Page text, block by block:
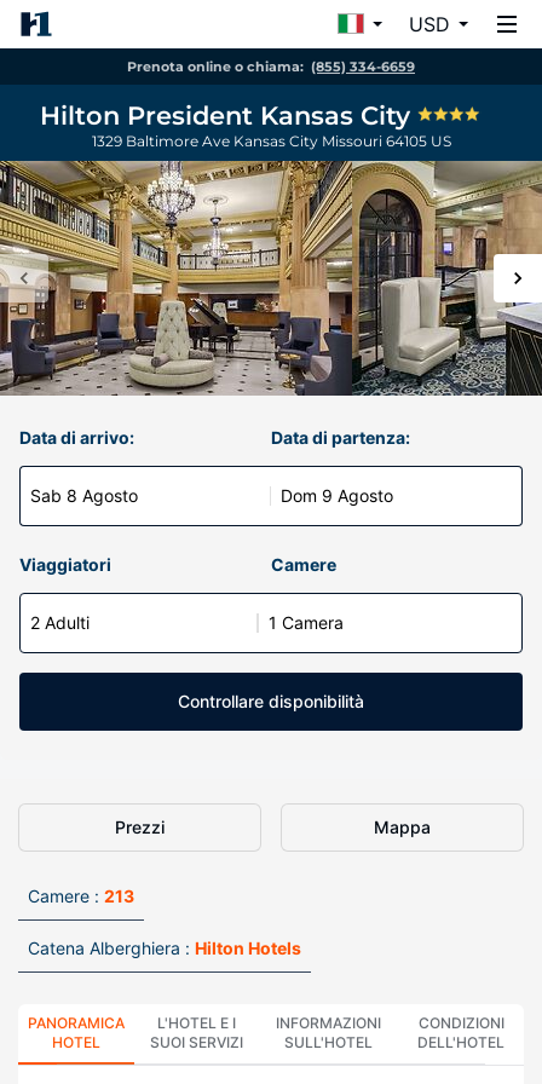
USD
Prenota online o chiama: (855) 334-6659
Hilton President Kansas City
1329 Baltimore Ave Kansas City Missouri 64105 US
Data di arrivo:
Sab 8 Agosto
Data di partenza:
Dom 9 Agosto
Viaggiatori Camere
2 Adulti 1 Camera
Controllare disponibilità
Prezzi Mappa
Camere : 213
Catena Alberghiera : Hilton Hotels
PANORAMICA
HOTEL
L'HOTEL E I
SUOI SERVIZI
INFORMAZIONI
SULL'HOTEL
CONDIZIONI
DELL'HOTEL